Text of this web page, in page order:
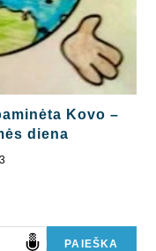
Kovo –
diena
PAIEŠKA